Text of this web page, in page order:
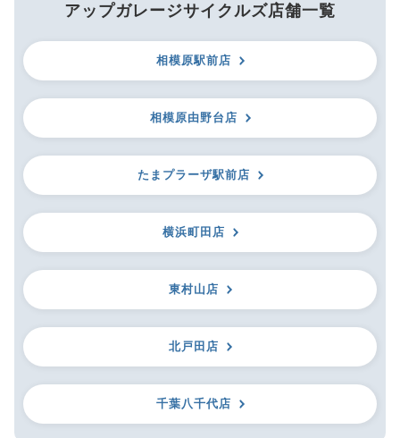
アップガレージサイクルズ店舗一覧
相模原駅前店
相模原由野台店
たまプラーザ駅前店
横浜町田店
東村山店
北戸田店
千葉八千代店